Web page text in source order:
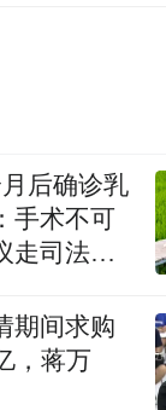
后确诊乳
手术不可
走司法途
期间求购
，蒋万